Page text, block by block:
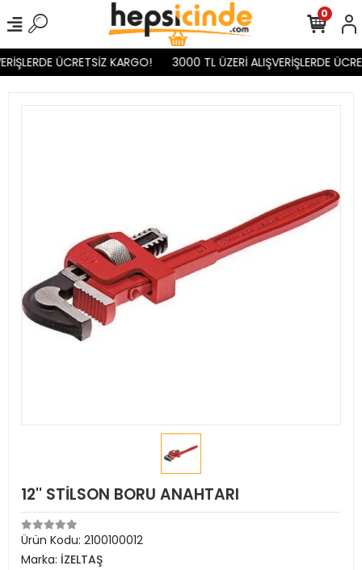
ÜCRETSİZ KARGO! 3000 TL ÜZERİ ALIŞVERİŞLERDE
0
12'' STİLSON BORU ANAHTARI
Ürün Kodu: 2100100012
Marka: İZELTAŞ